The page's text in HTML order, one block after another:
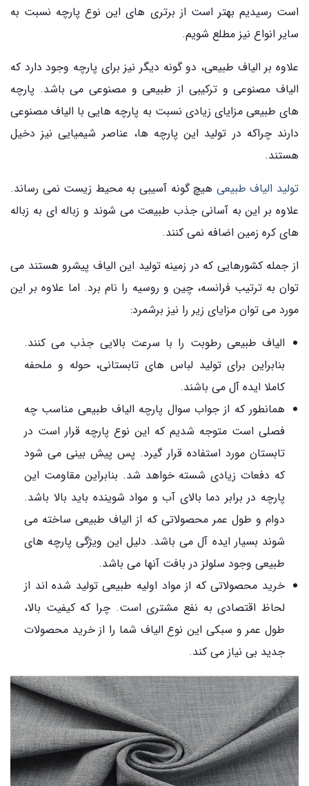
است رسیدیم بهتر است از برتری های این نوع پارچه نسبت به
سایر انواع نیز مطلع شویم.
علاوه بر الیاف طبیعی، دو گونه دیگر نیز برای پارچه وجود دارد که
الیاف مصنوعی و ترکیبی از طبیعی و مصنوعی می باشد. پارچه
های طبیعی مزایای زیادی نسبت به پارچه هایی با الیاف مصنوعی
دارند چراکه در تولید این پارچه ها، عناصر شیمیایی نیز دخیل
هستند.
تولید الیاف طبیعی هیچ گونه آسیبی به محیط زیست نمی رساند.
علاوه بر این به آسانی جذب طبیعت می شوند و زباله ای به زباله
های کره زمین اضافه نمی کنند.
از جمله کشورهایی که در زمینه تولید این الیاف پیشرو هستند می
توان به ترتیب فرانسه، چین و روسیه را نام برد. اما علاوه بر این
مورد می توان مزایای زیر را نیز برشمرد:
الیاف طبیعی رطوبت را با سرعت بالایی جذب می کنند.
بنابراین برای تولید لباس های تابستانی، حوله و ملحفه
کاملا ایده آل می باشند.
همانطور که از جواب سوال پارچه الیاف طبیعی مناسب چه
فصلی است متوجه شدیم که این نوع پارچه قرار است در
تابستان مورد استفاده قرار گیرد. پس پیش بینی می شود
که دفعات زیادی شسته خواهد شد. بنابراین مقاومت این
پارچه در برابر دما بالای آب و مواد شوینده باید بالا باشد.
دوام و طول عمر محصولاتی که از الیاف طبیعی ساخته می
شوند بسیار ایده آل می باشد. دلیل این ویژگی پارچه های
طبیعی وجود سلولز در بافت آنها می باشد.
خرید محصولاتی که از مواد اولیه طبیعی تولید شده اند از
لحاظ اقتصادی به نفع مشتری است. چرا که کیفیت بالا،
طول عمر و سبکی این نوع الیاف شما را از خرید محصولات
جدید بی نیاز می کند.